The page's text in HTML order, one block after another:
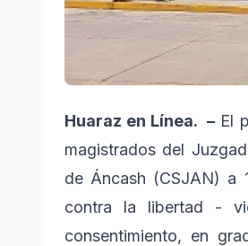
Huaraz en Línea. – El
magistrados del
de Áncash (CSJAN) a
contra la libertad -
consentimiento, en